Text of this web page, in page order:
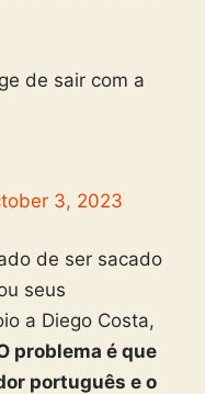
de sair com a
3, 2023
de ser sacado
seus
a Diego Costa,
problema é que
português e o